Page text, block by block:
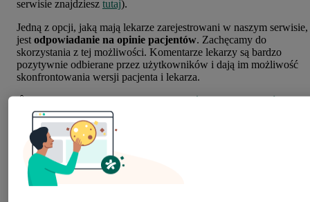
serwisie znajdziesz tutaj).
Jedną z opcji, jaką mają lekarze zarejestrowani w naszym serwisie,
jest odpowiadanie na opinie pacjentów. Zachęcamy do
skorzystania z tej możliwości. Komentarze lekarzy są bardzo
pozytywnie odbierane przez użytkowników i dają im możliwość
skonfrontowania wersji pacjenta i lekarza.
🔖 Przeczytaj też:Dlaczego warto zadbać o opinie pacjentów?
Jednak jak odpowiadać na wpisy
pacjentów, aby budować swój
profesjonalny wizerunek?